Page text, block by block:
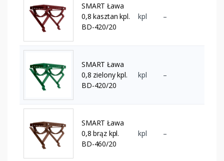
SMART Ława
0,8 kasztan kpl.
BD-420/20
kpl –
SMART Ława
0,8 zielony kpl.
BD-420/20
kpl –
SMART Ława
0,8 brąz kpl.
BD-460/20
kpl –